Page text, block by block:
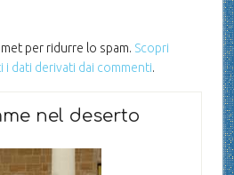
per ridurre lo spam. Scopri
dati derivati dai commenti.
nel deserto